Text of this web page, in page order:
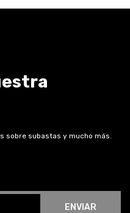
sobre subastas y mucho más.
ENVIAR